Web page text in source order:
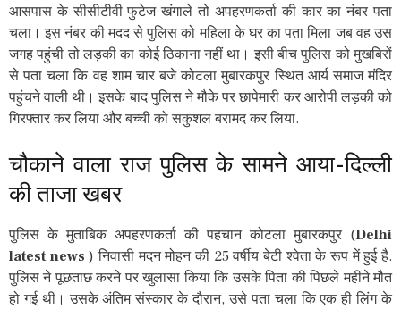
आसपास के सीसीटीवी फुटेज खंगाले तो अपहरणकर्ता की कार का नंबर पता
चला। इस नंबर की मदद से पुलिस को महिला के घर का पता मिला जब वह उस
जगह पहुंची तो लड़की का कोई ठिकाना नहीं था। इसी बीच पुलिस को मुखबिरों
से पता चला कि वह शाम चार बजे कोटला मुबारकपुर स्थित आर्य समाज मंदिर
पहुंचने वाली थी। इसके बाद पुलिस ने मौके पर छापेमारी कर आरोपी लड़की को
गिरफ्तार कर लिया और बच्ची को सकुशल बरामद कर लिया.
चौकाने वाला राज पुलिस के सामने आया-दिल्ली
की ताजा खबर
पुलिस के मुताबिक अपहरणकर्ता की पहचान कोटला मुबारकपुर (Delhi
latest news ) निवासी मदन मोहन की 25 वर्षीय बेटी श्वेता के रूप में हुई है.
पुलिस ने पूछताछ करने पर खुलासा किया कि उसके पिता की पिछले महीने मौत
हो गई थी। उसके अंतिम संस्कार के दौरान, उसे पता चला कि एक ही लिंग के